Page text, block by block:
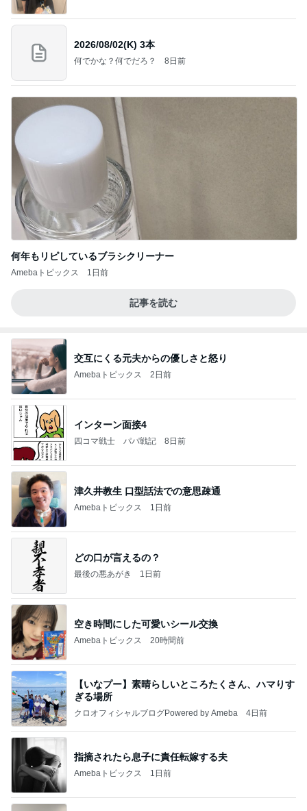
2026/08/02(K) 3本
何でかな？何でだろ？ 8日前
何年もリピしているブラシクリーナー
Amebaトピックス 1日前
記事を読む
交互にくる元夫からの優しさと怒り
Amebaトピックス 2日前
インターン面接4
四コマ戦士 パパ戦記 8日前
津久井教生 口型話法での意思疎通
Amebaトピックス 1日前
どの口が言えるの？
最後の悪あがき 1日前
空き時間にした可愛いシール交換
Amebaトピックス 20時間前
【いなプー】素晴らしいところたくさん、ハマりす
ぎる場所
クロオフィシャルブログPowered by Ameba 4日前
指摘されたら息子に責任転嫁する夫
Amebaトピックス 1日前